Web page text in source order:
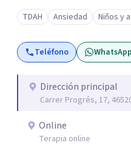
moldeado por másters,
que han reafirmado mi
familias y adolescentes en
guiándolos hacia relaciones
TDAH Ansiedad Niños y
Teléfono WhatsApp
Dirección principal
Carrer Progrés, 17,
Online
Terapia online